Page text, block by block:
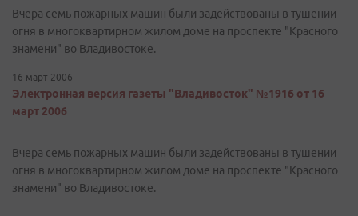
Вчера семь пожарных машин были задействованы в тушении
огня в многоквартирном жилом доме на проспекте "Красного
знамени" во Владивостоке.
16 март 2006
Электронная версия газеты "Владивосток" №1916 от 16
март 2006
Вчера семь пожарных машин были задействованы в тушении
огня в многоквартирном жилом доме на проспекте "Красного
знамени" во Владивостоке.